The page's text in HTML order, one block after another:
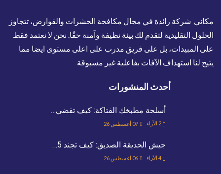
مكاني شركة رائدة في مجال مكافحة الحشرات والقوارض، تتجاوز
الحلول التقليدية لتقدم لك بيئة نظيفة وآمنة حقًا. نحن لا نعتمد فقط
على المبيدات، بل على فريق مدرب على اعلى مستوى ايضا مما
يتيح لنا استهداف الآفات بفاعلية غير مسبوقة
أحدث المنشورات
أسلحة مطبخك الفتاكة: كيف تقضي…
07 أغسطس 26 2 الآراء
جيش الحديقة الصديق: كيف تجند 5…
06 أغسطس 26 4 الآراء